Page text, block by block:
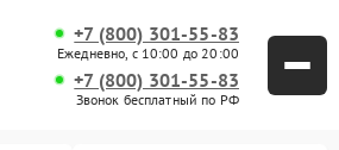
+7 (800) 301-55-83
Ежедневно, с 10:00 до 20:00
+7 (800) 301-55-83
Звонок бесплатный по РФ